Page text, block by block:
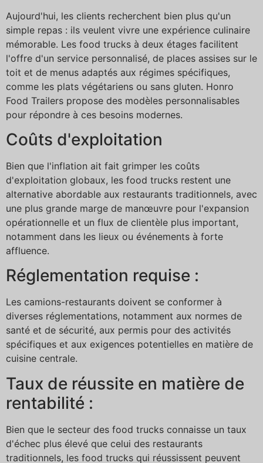
Aujourd'hui, les clients recherchent bien plus qu'un
simple repas : ils veulent vivre une expérience culinaire
mémorable. Les food trucks à deux étages facilitent
l'offre d'un service personnalisé, de places assises sur le
toit et de menus adaptés aux régimes spécifiques,
comme les plats végétariens ou sans gluten. Honro
Food Trailers propose des modèles personnalisables
pour répondre à ces besoins modernes.
Coûts d'exploitation
Bien que l'inflation ait fait grimper les coûts
d'exploitation globaux, les food trucks restent une
alternative abordable aux restaurants traditionnels, avec
une plus grande marge de manœuvre pour l'expansion
opérationnelle et un flux de clientèle plus important,
notamment dans les lieux ou événements à forte
affluence.
Réglementation requise :
Les camions-restaurants doivent se conformer à
diverses réglementations, notamment aux normes de
santé et de sécurité, aux permis pour des activités
spécifiques et aux exigences potentielles en matière de
cuisine centrale.
Taux de réussite en matière de
rentabilité :
Bien que le secteur des food trucks connaisse un taux
d'échec plus élevé que celui des restaurants
traditionnels, les food trucks qui réussissent peuvent